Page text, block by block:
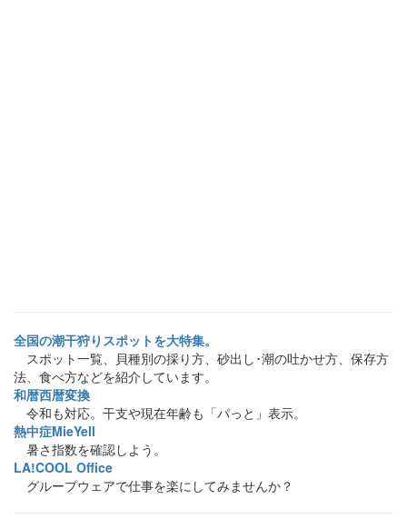
全国の潮干狩りスポットを大特集。
スポット一覧、貝種別の採り方、砂出し･潮の吐かせ方、保存方
法、食べ方などを紹介しています。
和暦西暦変換
令和も対応。干支や現在年齢も「パっと」表示。
熱中症MieYell
暑さ指数を確認しよう。
LA!COOL Office
グループウェアで仕事を楽にしてみませんか？